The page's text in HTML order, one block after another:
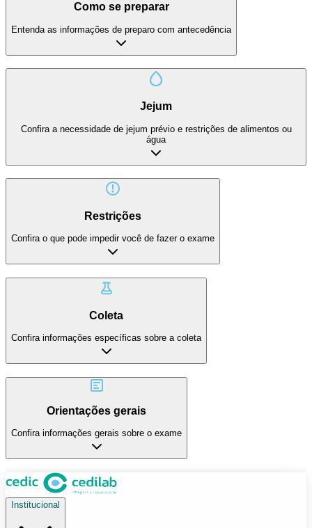
Como se preparar
Entenda as informações de preparo com antecedência
Jejum
Confira a necessidade de jejum prévio e restrições de alimentos ou
água
Restrições
Confira o que pode impedir você de fazer o exame
Coleta
Confira informações específicas sobre a coleta
Orientações gerais
Confira informações gerais sobre o exame
Institucional